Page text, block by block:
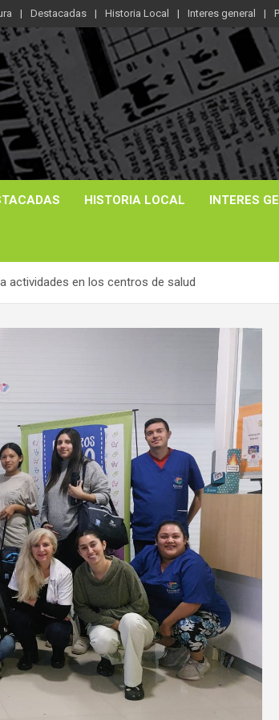
Destacadas Historia Local Interes general
HISTORIA LOCAL INTERES
actividades en los centros de salud